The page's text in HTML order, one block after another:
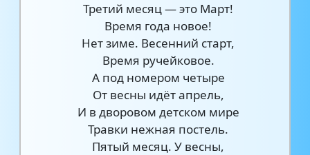
Третий месяц — это Март!
Время года новое!
Нет зиме. Весенний старт,
Время ручейковое.
А под номером четыре
От весны идёт апрель,
И в дворовом детском мире
Травки нежная постель.
Пятый месяц. У весны,